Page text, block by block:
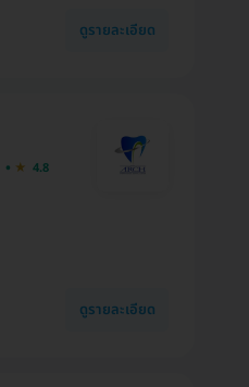
ดูรายละเอียด
4.8
ดูรายละเอียด